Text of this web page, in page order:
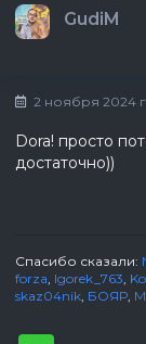
GudiM
2 ноября 2024
Dora! просто
достаточно))
Спасибо сказали:
forza, Igorek_763,
skaz04nik, БОЯР,